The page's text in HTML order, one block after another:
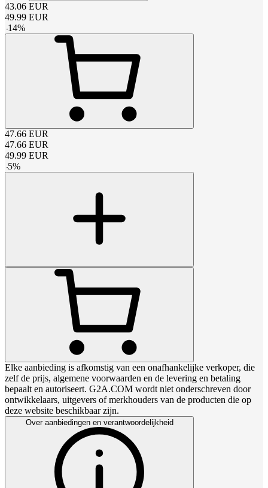
43.06 EUR
49.99 EUR
-14%
47.66 EUR
47.66 EUR
49.99 EUR
-5%
Elke aanbieding is afkomstig van een onafhankelijke verkoper, die
zelf de prijs, algemene voorwaarden en de levering en betaling
bepaalt en autoriseert. G2A.COM wordt niet onderschreven door
ontwikkelaars, uitgevers of merkhouders van de producten die op
deze website beschikbaar zijn.
Over aanbiedingen en verantwoordelijkheid